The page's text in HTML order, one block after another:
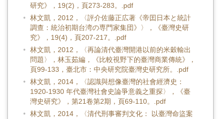
研究》，19(2)，頁273-283。.pdf
林文凱，2012，〈評介佐藤正広著《帝囯日本と統計
調查：統治初期台湾の専門家集団》〉，《臺灣史研
究》，19(4)，頁207-217。.pdf
林文凱，2012，〈再論清代臺灣開港以前的米穀輸出
問題〉，林玉茹編，《比較視野下的臺灣商業傳統》，
頁99-133，臺北市：中央研究院臺灣史研究所。.pdf
林文凱，2014，〈認識與想像臺灣的社會經濟史：
1920-1930 年代臺灣社會史論爭意義之重探〉，《臺
灣史研究》，第21卷第2期，頁69-110。.pdf
林文凱，2014，〈清代刑事審判文化： 以臺灣命盜案